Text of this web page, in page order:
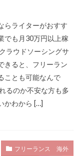
らライターがおすす
でも月30万円以上稼
ラウドソーシングサ
きると、フリーラン
ことも可能なんで
るのか不安な方も多
かわから […]
フリーランス 海外